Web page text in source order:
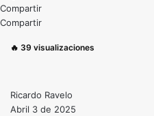
Compartir
Compartir
🔥 39 visualizaciones
Ricardo Ravelo
Abril 3 de 2025